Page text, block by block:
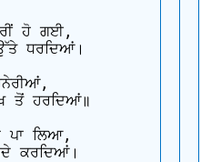
ਹੋ ਗਈ,
ਧਰਦਿਆਂ।
ਤੋਂ ਹਰਦਿਆਂ॥
ਪਾ ਲਿਆ,
ਕਰਦਿਆਂ।